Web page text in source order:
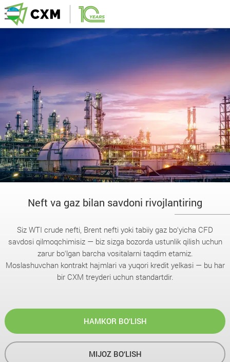
Neft va gaz bilan savdoni rivojlantiring
Siz WTI crude nefti, Brent nefti yoki tabiiy gaz bo‘yicha CFD
savdosi qilmoqchimisiz — biz sizga bozorda ustunlik qilish uchun
zarur bo‘lgan barcha vositalarni taqdim etamiz.
Moslashuvchan kontrakt hajmlari va yuqori kredit yelkasi — bu har
bir CXM treyderi uchun standartdir.
HAMKOR BO‘LISH
MIJOZ BO‘LISH